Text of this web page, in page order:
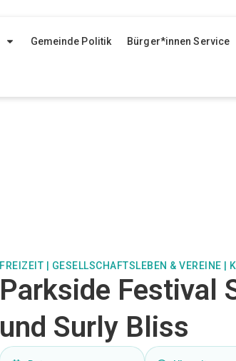
Gemeinde Politik Bürger*innen Service
FREIZEIT GESELLSCHAFTSLEBEN & VEREINE
Parkside Festival
und Surly Bliss